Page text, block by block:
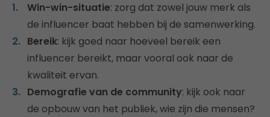
Win-win-situatie: zorg dat zowel jouw merk als
de influencer baat hebben bij de samenwerking.
Bereik: kijk goed naar hoeveel bereik een
influencer bereikt, maar vooral ook naar de
kwaliteit ervan.
Demografie van de community: kijk ook naar
de opbouw van het publiek, wie zijn die mensen?